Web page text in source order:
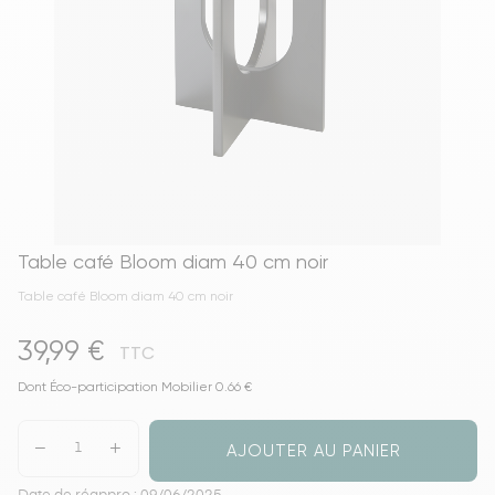
Table café Bloom diam 40 cm noir
Table café Bloom diam 40 cm noir
39,99 € TTC
Dont Éco-participation Mobilier 0.66 €
AJOUTER AU PANIER